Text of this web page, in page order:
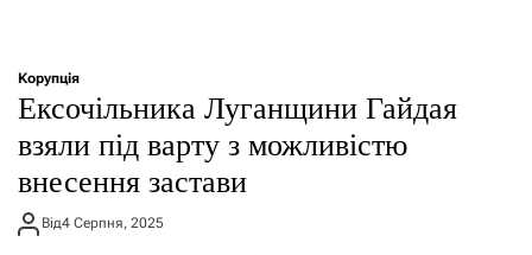
Корупція
Ексочільника Луганщини Гайдая
взяли під варту з можливістю
внесення застави
Від4 Серпня, 2025